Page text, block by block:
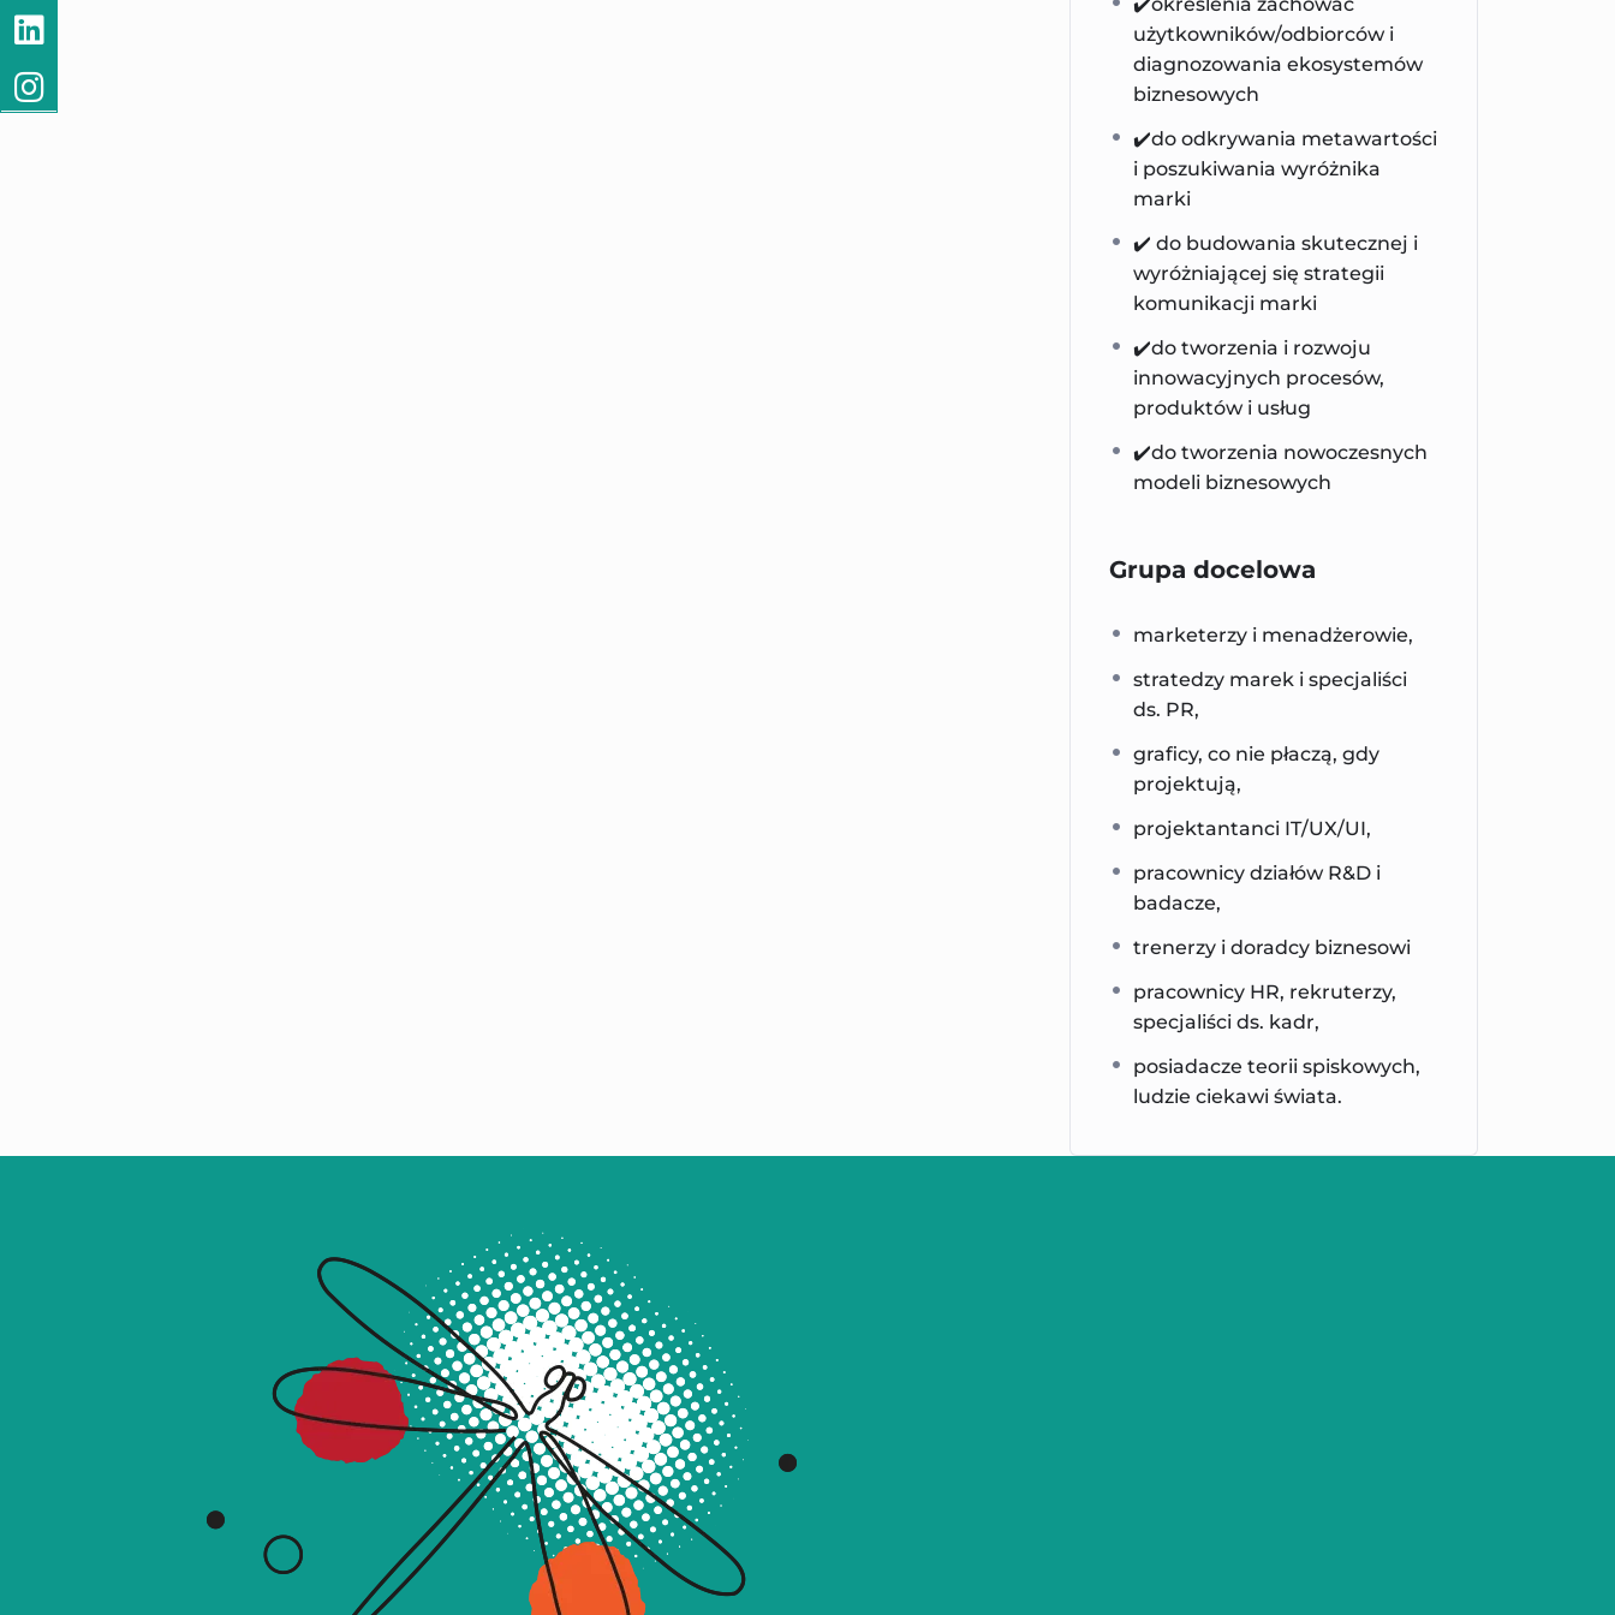
użytkowników/odbiorców i
diagnozowania ekosystemów
biznesowych
✔️do odkrywania metawartości
i poszukiwania wyróżnika
marki
✔️ do budowania skutecznej i
wyróżniającej się strategii
komunikacji marki
✔️do tworzenia i rozwoju
innowacyjnych procesów,
produktów i usług
✔️do tworzenia nowoczesnych
modeli biznesowych
Grupa docelowa
marketerzy i menadżerowie,
stratedzy marek i specjaliści
ds. PR,
graficy, co nie płaczą, gdy
projektują,
projektantanci IT/UX/UI,
pracownicy działów R&D i
badacze,
trenerzy i doradcy biznesowi
pracownicy HR, rekruterzy,
specjaliści ds. kadr,
posiadacze teorii spiskowych,
ludzie ciekawi świata.